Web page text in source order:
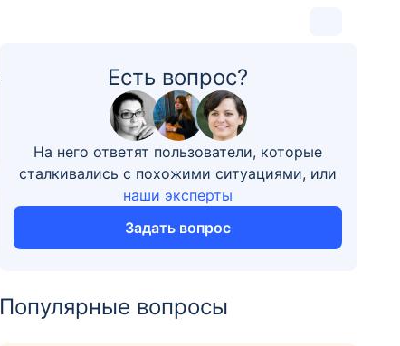
Есть вопрос?
На него ответят пользователи, которые
сталкивались с похожими ситуациями, или
наши эксперты
Задать вопрос
Популярные вопросы